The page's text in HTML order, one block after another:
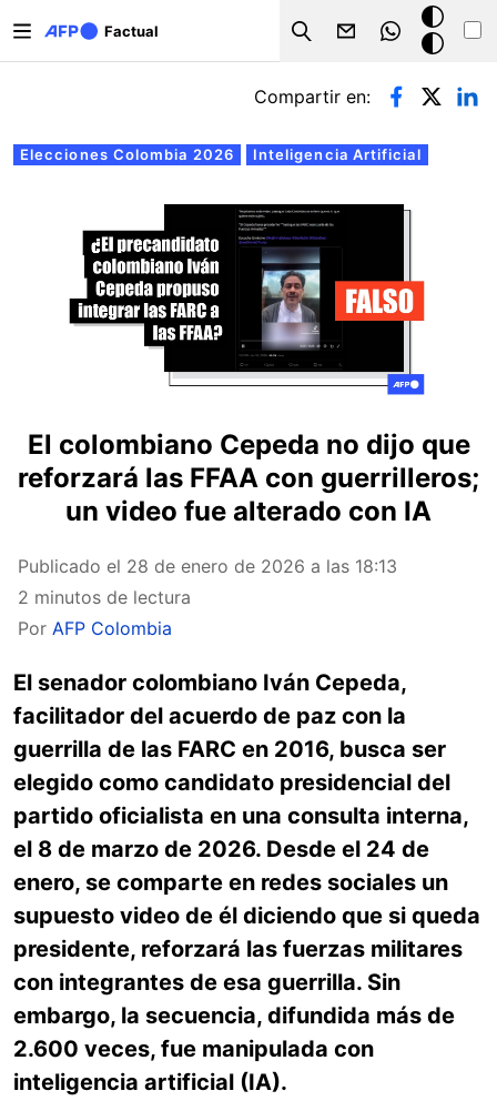
Factual
Search
Modo
oscuro
Solapas principales
Elecciones Colombia 2026 Inteligencia Artificial
Compartir en:
El colombiano Cepeda no dijo que
reforzará las FFAA con guerrilleros;
un video fue alterado con IA
Publicado el 28 de enero de 2026 a las 18:13
2 minutos de lectura
Por AFP Colombia
El senador colombiano Iván Cepeda,
facilitador del acuerdo de paz con la
guerrilla de las FARC en 2016, busca ser
elegido como candidato presidencial del
partido oficialista en una consulta interna,
el 8 de marzo de 2026. Desde el 24 de
enero, se comparte en redes sociales un
supuesto video de él diciendo que si queda
presidente, reforzará las fuerzas militares
con integrantes de esa guerrilla. Sin
embargo, la secuencia, difundida más de
2.600 veces, fue manipulada con
inteligencia artificial (IA).